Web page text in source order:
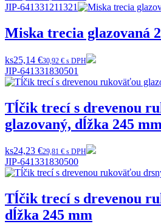
JIP-641331211321
Miska trecia glazovaná
ks25,14 €30,92 € s DPH
JIP-641331830501
Tĺčik trecí s drevenou
glazovaný, dĺžka 245 mm
ks24,23 €29,81 € s DPH
JIP-641331830500
Tĺčik trecí s drevenou
dĺžka 245 mm